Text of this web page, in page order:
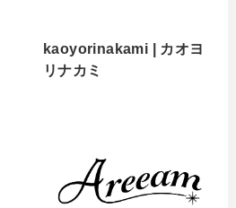
kaoyorinakami | カオヨ
リナカミ